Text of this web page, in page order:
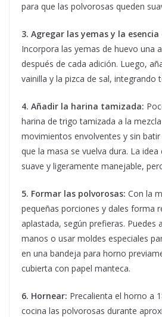
para que las polvorosas queden
3. Agregar las yemas y la
Incorpora las yemas de huevo una
después de cada adición. Luego,
vainilla y la pizca de sal, integrando
4. Añadir la harina tamizada:
harina de trigo tamizada a la
movimientos envolventes y sin
que la masa se vuelva dura. La
suave y ligeramente manejable,
5. Formar las polvorosas: Con la
pequeñas porciones y dales forma
aplastada, según prefieras. Puedes
manos o usar moldes especiales
en una bandeja para horno
cubierta con papel manteca.
6. Hornear: Precalienta el horno a
cocina las polvorosas durante